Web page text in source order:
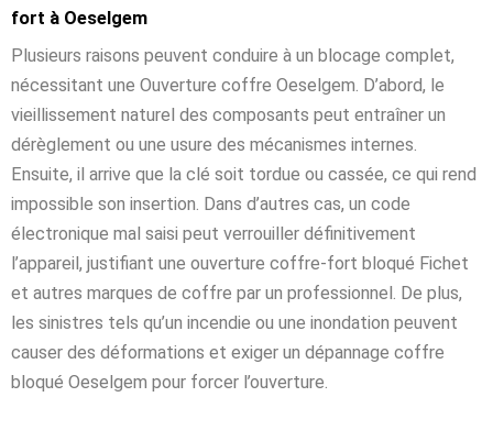
fort à Oeselgem
Plusieurs raisons peuvent conduire à un blocage complet,
nécessitant une Ouverture coffre Oeselgem. D’abord, le
vieillissement naturel des composants peut entraîner un
dérèglement ou une usure des mécanismes internes.
Ensuite, il arrive que la clé soit tordue ou cassée, ce qui rend
impossible son insertion. Dans d’autres cas, un code
électronique mal saisi peut verrouiller définitivement
l’appareil, justifiant une ouverture coffre-fort bloqué Fichet
et autres marques de coffre par un professionnel. De plus,
les sinistres tels qu’un incendie ou une inondation peuvent
causer des déformations et exiger un dépannage coffre
bloqué Oeselgem pour forcer l’ouverture.